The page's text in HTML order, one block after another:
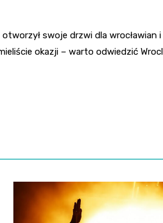
swoje drzwi dla wrocławian
okazji – warto odwiedzić